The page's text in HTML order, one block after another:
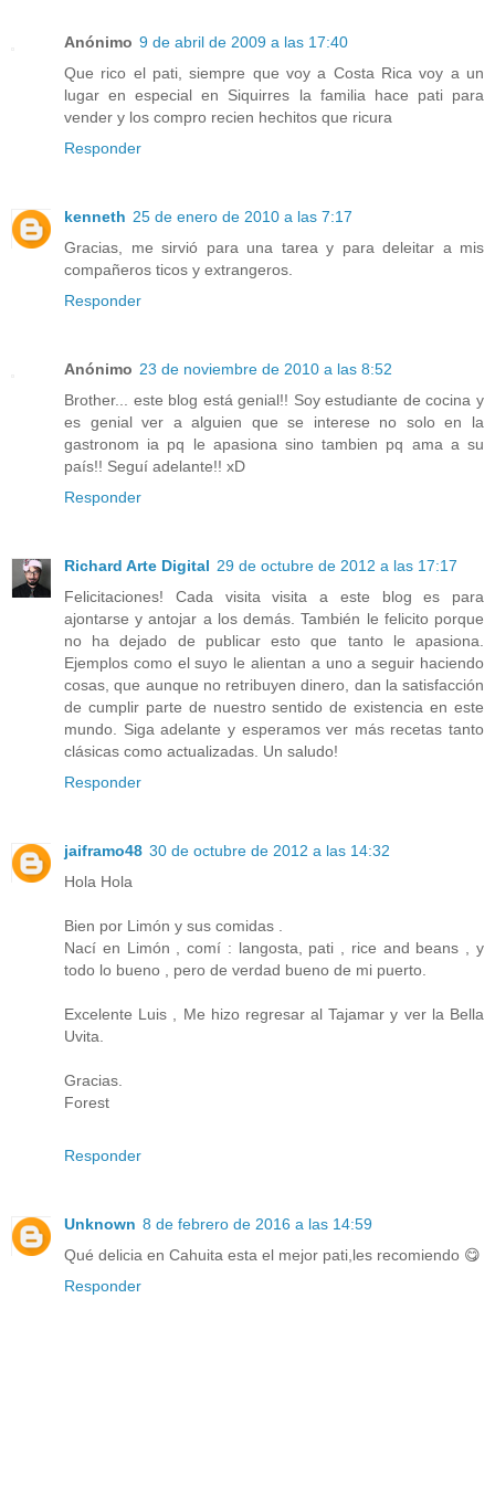
Anónimo 9 de abril de 2009 a las 17:40
Que rico el pati, siempre que voy a Costa Rica voy a un
lugar en especial en Siquirres la familia hace pati para
vender y los compro recien hechitos que ricura
Responder
kenneth 25 de enero de 2010 a las 7:17
Gracias, me sirvió para una tarea y para deleitar a mis
compañeros ticos y extrangeros.
Responder
Anónimo 23 de noviembre de 2010 a las 8:52
Brother... este blog está genial!! Soy estudiante de cocina y
es genial ver a alguien que se interese no solo en la
gastronom ia pq le apasiona sino tambien pq ama a su
país!! Seguí adelante!! xD
Responder
Richard Arte Digital 29 de octubre de 2012 a las 17:17
Felicitaciones! Cada visita visita a este blog es para
ajontarse y antojar a los demás. También le felicito porque
no ha dejado de publicar esto que tanto le apasiona.
Ejemplos como el suyo le alientan a uno a seguir haciendo
cosas, que aunque no retribuyen dinero, dan la satisfacción
de cumplir parte de nuestro sentido de existencia en este
mundo. Siga adelante y esperamos ver más recetas tanto
clásicas como actualizadas. Un saludo!
Responder
jaiframo48 30 de octubre de 2012 a las 14:32
Hola Hola
Bien por Limón y sus comidas .
Nací en Limón , comí : langosta, pati , rice and beans , y
todo lo bueno , pero de verdad bueno de mi puerto.
Excelente Luis , Me hizo regresar al Tajamar y ver la Bella
Uvita.
Gracias.
Forest
Responder
Unknown 8 de febrero de 2016 a las 14:59
Qué delicia en Cahuita esta el mejor pati,les recomiendo 😋
Responder